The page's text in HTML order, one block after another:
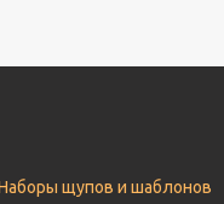
щупов и шаблонов